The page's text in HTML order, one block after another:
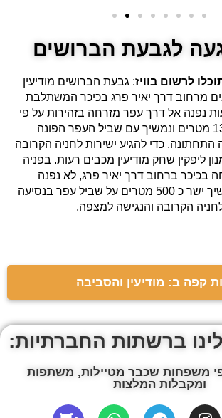
לגבעת הברושים
לרשום בוויז: גבעת הברושים מודיעין
מרחוב דרך יאיר פרג בכיכר המשתלבת
נפנה אל דרך עפר מזרחה בזהירות על פי
השילוט. ניסע כ 130 מטרים ונמשיך עם שביל העפר הפונה
כדי להגיע ישירות לחניה הקרובה
ליפקין שחק מודיעין מכבים רעות. בפניה
בכיכר ברחוב דרך יאיר פרג, לא נפנה
שמאלה פשוט נמשיך ישר כ 500 מטרים על שביל עפר בנסיעה
הקרובה והנגישה למצפה.
קפה ב: מודיעין והסביבה
ברשתות החברתיות:
משפחות שכבר מטיילות, משתפות
ומקבלות המלצות